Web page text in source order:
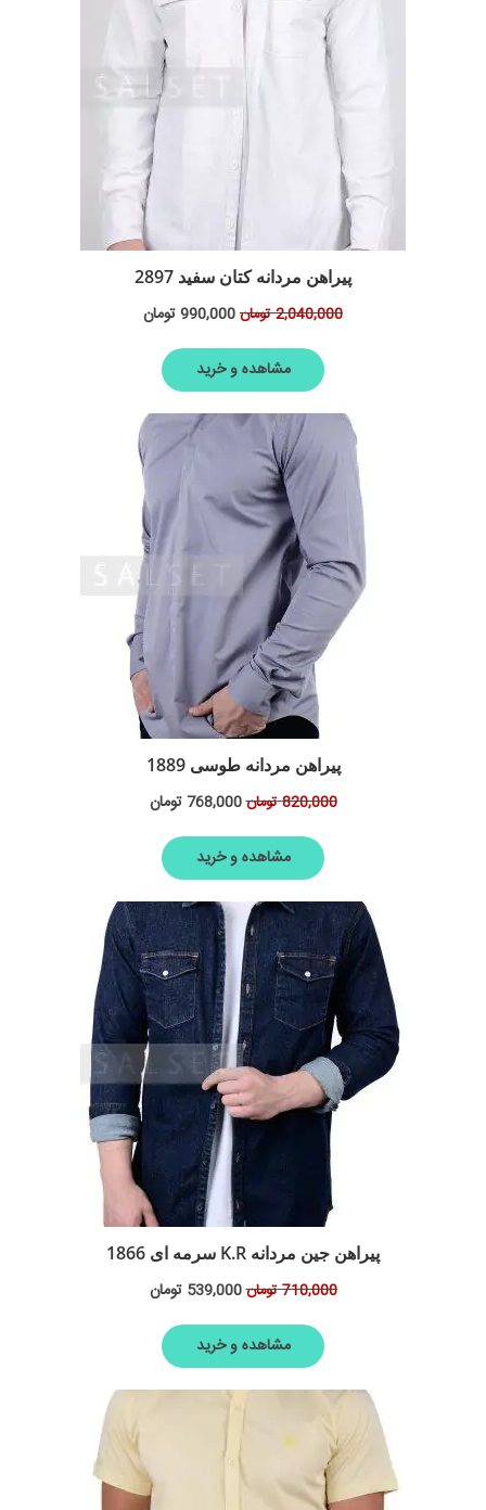
پیراهن مردانه کتان سفید 2897
2,040,000تومان990,000تومان
مشاهده و خرید
پیراهن مردانه طوسی 1889
820,000تومان768,000تومان
مشاهده و خرید
پیراهن جین مردانه K.R سرمه ای 1866
710,000تومان539,000 تومان
مشاهده و خرید